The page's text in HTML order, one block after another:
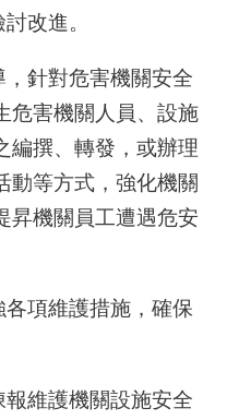
改進。
針對危害機關安全
危害機關人員、設施
編撰、轉發，或辦理
動等方式，強化機關
昇機關員工遭遇危安
項維護措施，確保
維護機關設施安全